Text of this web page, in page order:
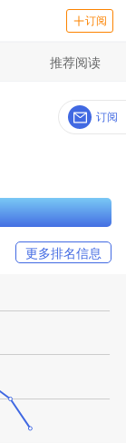
订阅
推荐阅读
订阅
更多排名信息